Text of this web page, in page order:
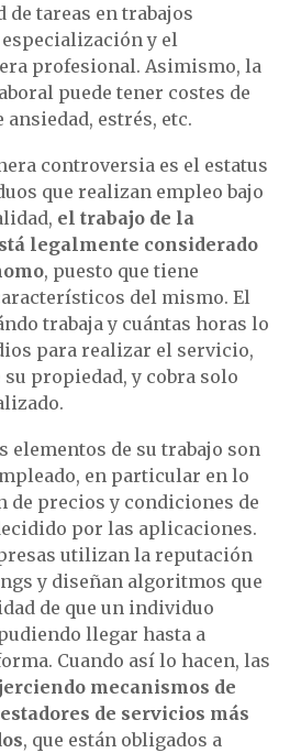
tareas en trabajos
y el
profesional. Asimismo, la
puede tener costes de
estrés, etc.
controversia es el estatus
que realizan empleo bajo
el trabajo de la
legalmente considerado
, puesto que tiene
del mismo. El
trabaja y cuántas horas lo
para realizar el servicio,
propiedad, y cobra solo
elementos de su trabajo son
en particular en lo
de precios y condiciones de
por las aplicaciones.
utilizan la reputación
y diseñan algoritmos que
de que un individuo
llegar hasta a
Cuando así lo hacen, las
mecanismos de
de servicios más
, que están obligados a